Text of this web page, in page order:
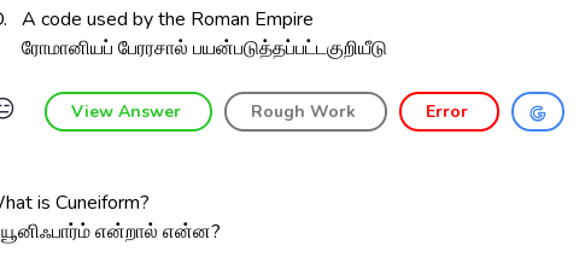
A code used by the Roman Empire
ரோமானியப் பேரரசால் பயன்படுத்தப்பட்டகுறியீடு
View Answer Rough Work Error
is Cuneiform?
என்றால் என்ன?